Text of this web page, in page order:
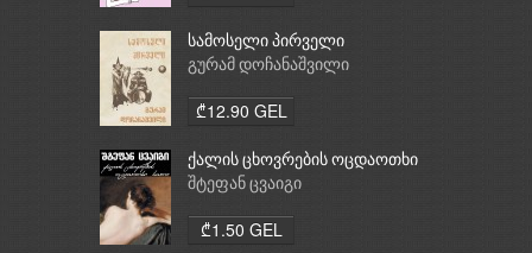
სამოსელი პირველი
გურამ დოჩანაშვილი
₾12.90 GEL
ქალის ცხოვრების ოცდაოთხი
საათი
შტეფან ცვაიგი
₾1.50 GEL